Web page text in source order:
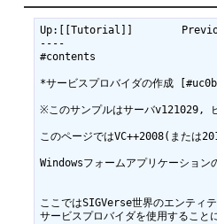
Up:[[Tutorial]]　　 　　
----
#contents
*サービスプロバイダの作成
※このサンプルはサーバv121029,
Windowsフォームアプリケーショ
ここではSIGVerse世界のエンティ
サービスプロバイダを使用すること